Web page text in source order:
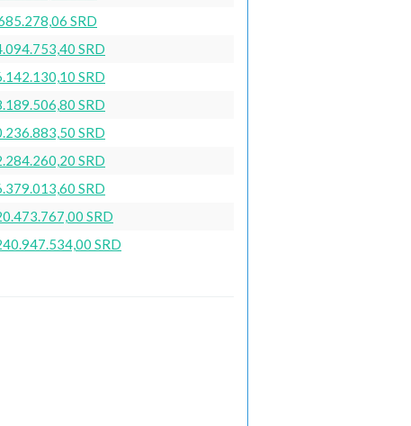
SRD
SRD
SRD
SRD
SRD
SRD
SRD
SRD
SRD